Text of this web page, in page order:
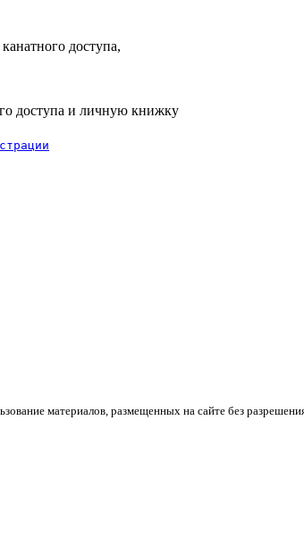
доступа,
доступа и личную книжку
материалов, размещенных на сайте без